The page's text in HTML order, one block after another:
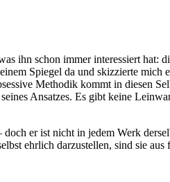
ihn schon immer interessiert
Spiegel da und skizzierte
Methodik kommt in diesen
Ansatzes. Es gibt keine
er ist nicht in jedem Werk
ehrlich darzustellen, sind sie